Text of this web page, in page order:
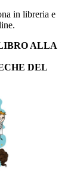
in libreria e
ALLA
DEL